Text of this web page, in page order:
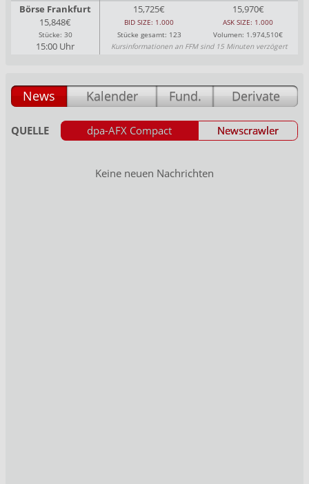
Börse Frankfurt 15,725€
15,970€
15,848€
BID SIZE: 1.000
ASK SIZE: 1.000
Stücke: 30
Stücke gesamt: 123 Volumen: 1.974,510€
15:00 Uhr Kursinformationen an FFM sind 15 Minuten verzögert
News Kalender Fund. Derivate
QUELLE dpa-AFX Compact Newscrawler
Keine neuen Nachrichten